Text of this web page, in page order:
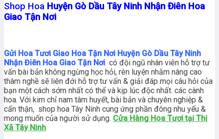
Shop Hoa Huyện Gò Dầu Tây Ninh Nhận Điên Hoa
Giao Tận Nơi
Gửi Hoa Tươi Giao Hoa Tận Nơi Huyện Gò Dầu Tây Ninh
Nhận Điên Hoa Giao Tận Nơi có đội ngũ nhân viên hỗ trợ tư
vấn bài bản không ngừng học hỏi, rèn luyện nhằm nâng cao
thâm nghề sẽ liên đới hỗ trợ tư vấn & giải đáp mọi câu hỏi của
bạn một cách sớm nhất có thể và kịp lúc độc nhất. các cành
hoa. Với kim chỉ nam tâm huyết, bài bản và chuyên nghiệp &
cẩn thận, shop hoa Tây Ninh cung ứng phần đông nhu yếu &
mong muốn của người sử dụng. Cửa Hàng Hoa Tươi tại Thị
Xã Tây Ninh